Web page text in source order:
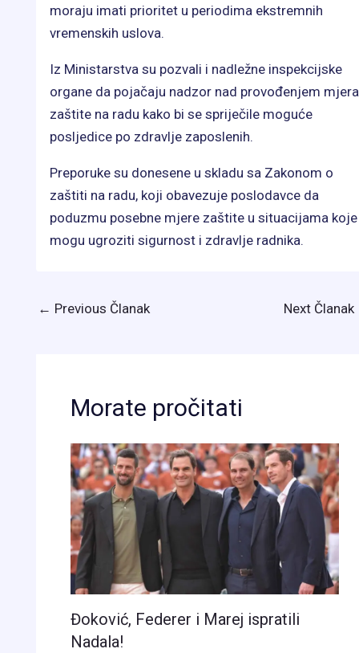
moraju imati prioritet u periodima ekstremnih
vremenskih uslova.
Iz Ministarstva su pozvali i nadležne inspekcijske
organe da pojačaju nadzor nad provođenjem mjera
zaštite na radu kako bi se spriječile moguće
posljedice po zdravlje zaposlenih.
Preporuke su donesene u skladu sa Zakonom o
zaštiti na radu, koji obavezuje poslodavce da
poduzmu posebne mjere zaštite u situacijama koje
mogu ugroziti sigurnost i zdravlje radnika.
← Previous Članak Next Članak
Morate pročitati
Đoković, Federer i Marej ispratili
Nadala!